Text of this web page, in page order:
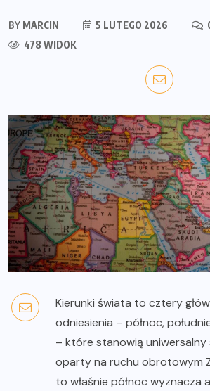
BY MARCIN 5 LUTEGO 2026
478 WIDOK
Kierunki świata to cztery
odniesienia – północ,
– które stanowią
oparty na ruchu obrotowym
to właśnie północ wyznacza